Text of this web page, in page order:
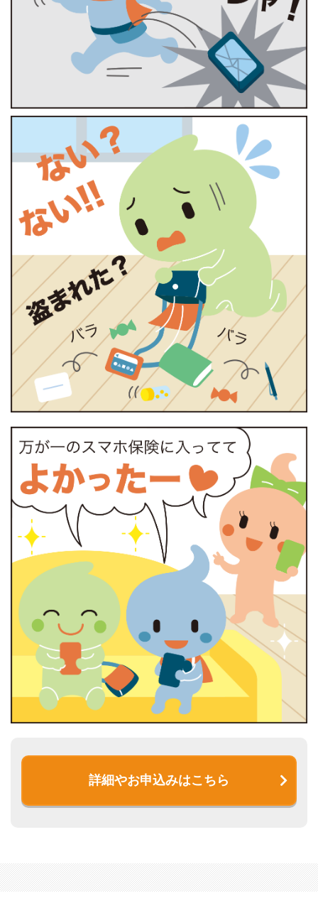
詳細やお申込みはこちら